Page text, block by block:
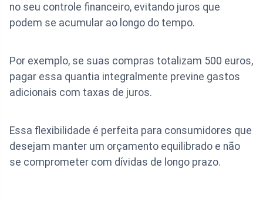
no seu controle financeiro, evitando juros que
podem se acumular ao longo do tempo.
Por exemplo, se suas compras totalizam 500 euros,
pagar essa quantia integralmente previne gastos
adicionais com taxas de juros.
Essa flexibilidade é perfeita para consumidores que
desejam manter um orçamento equilibrado e não
se comprometer com dívidas de longo prazo.